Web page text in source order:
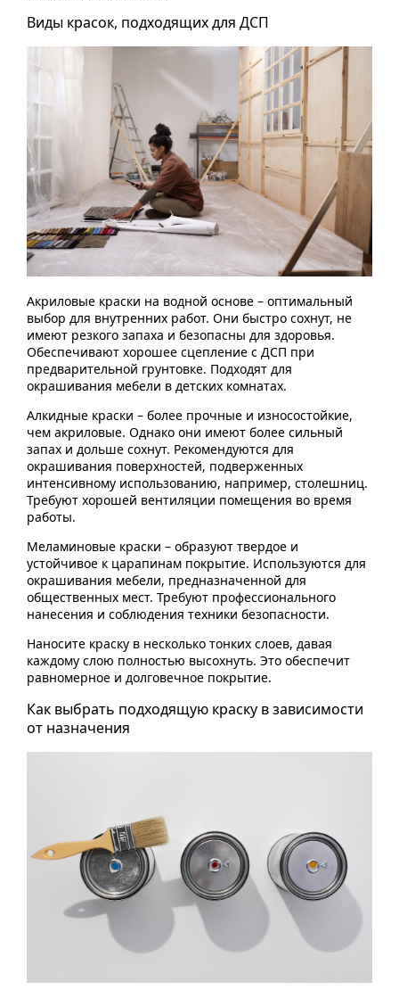
Виды красок, подходящих для ДСП
Акриловые краски на водной основе – оптимальный
выбор для внутренних работ. Они быстро сохнут, не
имеют резкого запаха и безопасны для здоровья.
Обеспечивают хорошее сцепление с ДСП при
предварительной грунтовке. Подходят для
окрашивания мебели в детских комнатах.
Алкидные краски – более прочные и износостойкие,
чем акриловые. Однако они имеют более сильный
запах и дольше сохнут. Рекомендуются для
окрашивания поверхностей, подверженных
интенсивному использованию, например, столешниц.
Требуют хорошей вентиляции помещения во время
работы.
Меламиновые краски – образуют твердое и
устойчивое к царапинам покрытие. Используются для
окрашивания мебели, предназначенной для
общественных мест. Требуют профессионального
нанесения и соблюдения техники безопасности.
Наносите краску в несколько тонких слоев, давая
каждому слою полностью высохнуть. Это обеспечит
равномерное и долговечное покрытие.
Как выбрать подходящую краску в зависимости
от назначения